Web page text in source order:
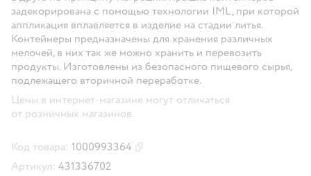
задекорирована с помощью технологии IML, при которой
аппликация вплавляется в изделие на стадии литья.
Контейнеры предназначены для хранения различных
мелочей, в них так же можно хранить и перевозить
продукты. Изготовлены из безопасного пищевого сырья,
подлежащего вторичной переработке.
Цены в интернет-магазине могут отличаться
от розничных магазинов.
Код товара: 1000993364
Артикул: 431336702